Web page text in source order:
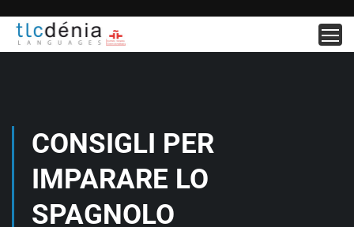
CONSIGLI PER
IMPARARE LO
SPAGNOLO